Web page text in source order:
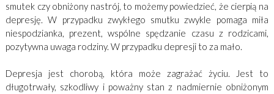
smutek czy obniżony nastrój, to możemy powiedzieć, że cierpią na
depresję. W przypadku zwykłego smutku zwykle pomaga miła
niespodzianka, prezent, wspólne spędzanie czasu z rodzicami,
pozytywna uwaga rodziny. W przypadku depresji to za mało.
Depresja jest chorobą, która może zagrażać życiu. Jest to
długotrwały, szkodliwy i poważny stan z nadmiernie obniżonym